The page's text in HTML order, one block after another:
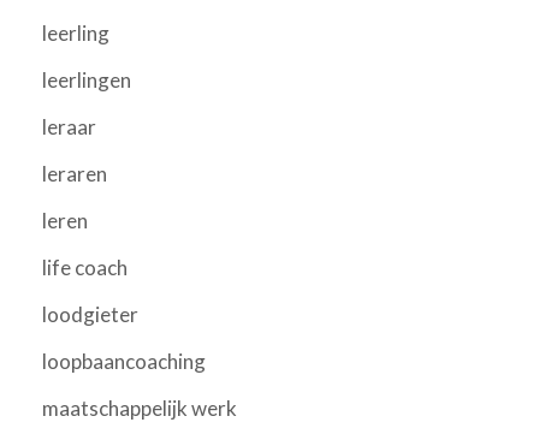
leerling
leerlingen
leraar
leraren
leren
life coach
loodgieter
loopbaancoaching
maatschappelijk werk